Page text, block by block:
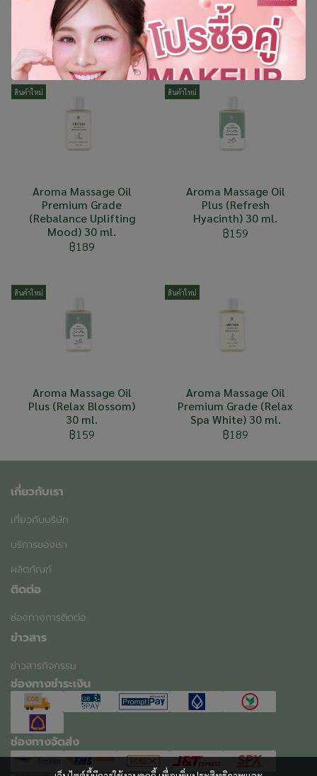
สินค้าที่เกี่ยวข้อง
สินค้าใหม่
Aroma Massage Oil
Premium Grade
(Rebalance Uplifting
Mood) 30 ml.
฿189
สินค้าใหม่
Aroma Massage Oil
Plus (Refresh
Hyacinth) 30 ml.
฿159
สินค้าใหม่
Aroma Massage Oil
Plus (Relax Blossom)
30 ml.
฿159
สินค้าใหม่
Aroma Massage Oil
Premium Grade (Relax
Spa White) 30 ml.
฿189
เกี่ยวกับเรา
เกี่ยวกับบริษัท
บริการของเรา
ผลิตภัณฑ์
ติดต่อ
ช่องทางการติดต่อ
ข่าวสาร
ข่าวสารกิจกรรม
ช่องทางชำระเงิน
ช่องทางจัดส่ง